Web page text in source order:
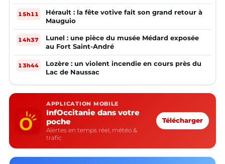
15h11
Hérault : la fête votive fait son grand retour à
Mauguio
14h37
Lunel : une pièce du musée Médard exposée
au Fort Saint-André
13h44
Lozère : un violent incendie en cours près du
Lac de Naussac
APPLICATION MOBILE
InfOccitanie dans votre
poche
Alertes en temps réel, météo &
trafic
Télécharger